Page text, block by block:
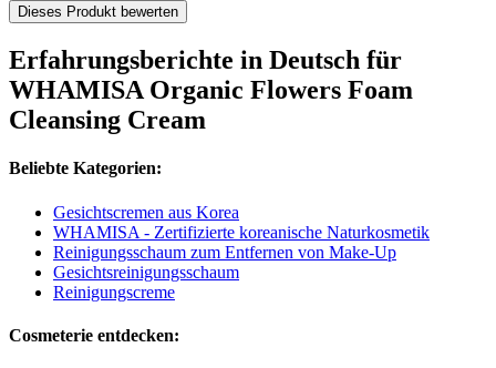
Dieses Produkt bewerten
Erfahrungsberichte in Deutsch für
WHAMISA Organic Flowers Foam
Cleansing Cream
Beliebte Kategorien:
Gesichtscremen aus Korea
WHAMISA - Zertifizierte koreanische Naturkosmetik
Reinigungsschaum zum Entfernen von Make-Up
Gesichtsreinigungsschaum
Reinigungscreme
Cosmeterie entdecken: